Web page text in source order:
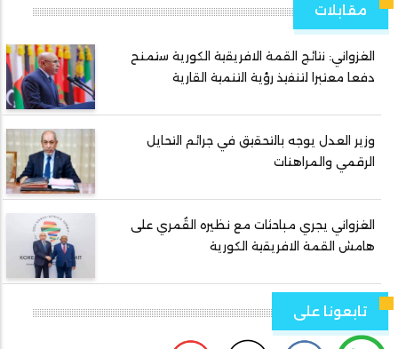
مقابلات
الغزواني: نتائج القمة الافريقية الكورية ستمنح
دفعا معتبرا لتنفيذ رؤية التنمية القارية
وزير العدل يوجه بالتحقيق في جرائم التحايل
الرقمي والمراهنات
الغزواني يجري مباحثات مع نظيره القُمري على
هامش القمة الافريقية الكورية
تابعونا على